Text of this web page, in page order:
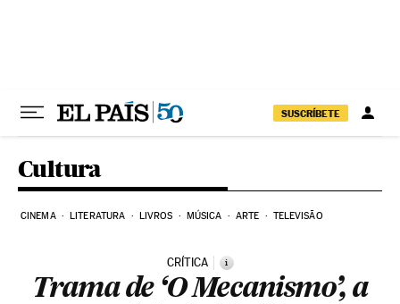
SUSCRÍBETE
Cultura
CINEMA LITERATURA LIVROS MÚSICA ARTE TELEVISÃO
CRÍTICA i
Trama de ‘O Mecanismo’, a